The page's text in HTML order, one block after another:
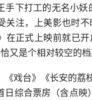
手下打工的无名小
关注，上美影也时不
在正式上映前就已
又是个相对较空的
《戏台》《长安的荔
日综合票房（含点